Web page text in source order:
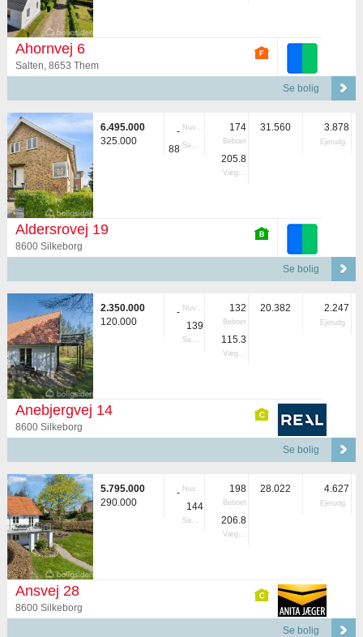
Ahornvej 6
Salten, 8653 Them
Se bolig
6.495.000
325.000
- Nuvær.
88 Samlet
174
Beboet
205.8
Vægtet
31.560 3.878
Ejerudg.
Aldersrovej 19
8600 Silkeborg
Se bolig
2.350.000
120.000
- Nuvær.
139
Samlet
132
Beboet
115.3
Vægtet
20.382 2.247
Ejerudg.
Anebjergvej 14
8600 Silkeborg
Se bolig
5.795.000
290.000
- Nuvær.
144
Samlet
198
Beboet
206.8
Vægtet
28.022 4.627
Ejerudg.
Ansvej 28
8600 Silkeborg
Se bolig